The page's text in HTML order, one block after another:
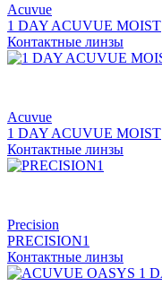
Acuvue
1 DAY ACUVUE MOIST
Контактные линзы
Acuvue
1 DAY ACUVUE MOIST
Контактные линзы
Precision
PRECISION1
Контактные линзы